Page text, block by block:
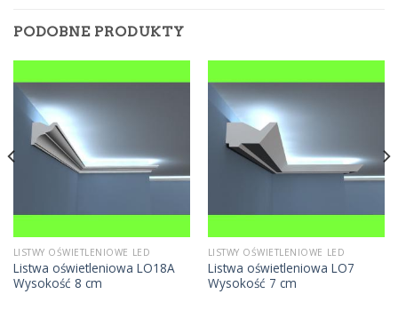
PODOBNE PRODUKTY
LISTWY OŚWIETLENIOWE LED
Listwa oświetleniowa LO18A
Wysokość 8 cm
LISTWY OŚWIETLENIOWE LED
Listwa oświetleniowa LO7
Wysokość 7 cm